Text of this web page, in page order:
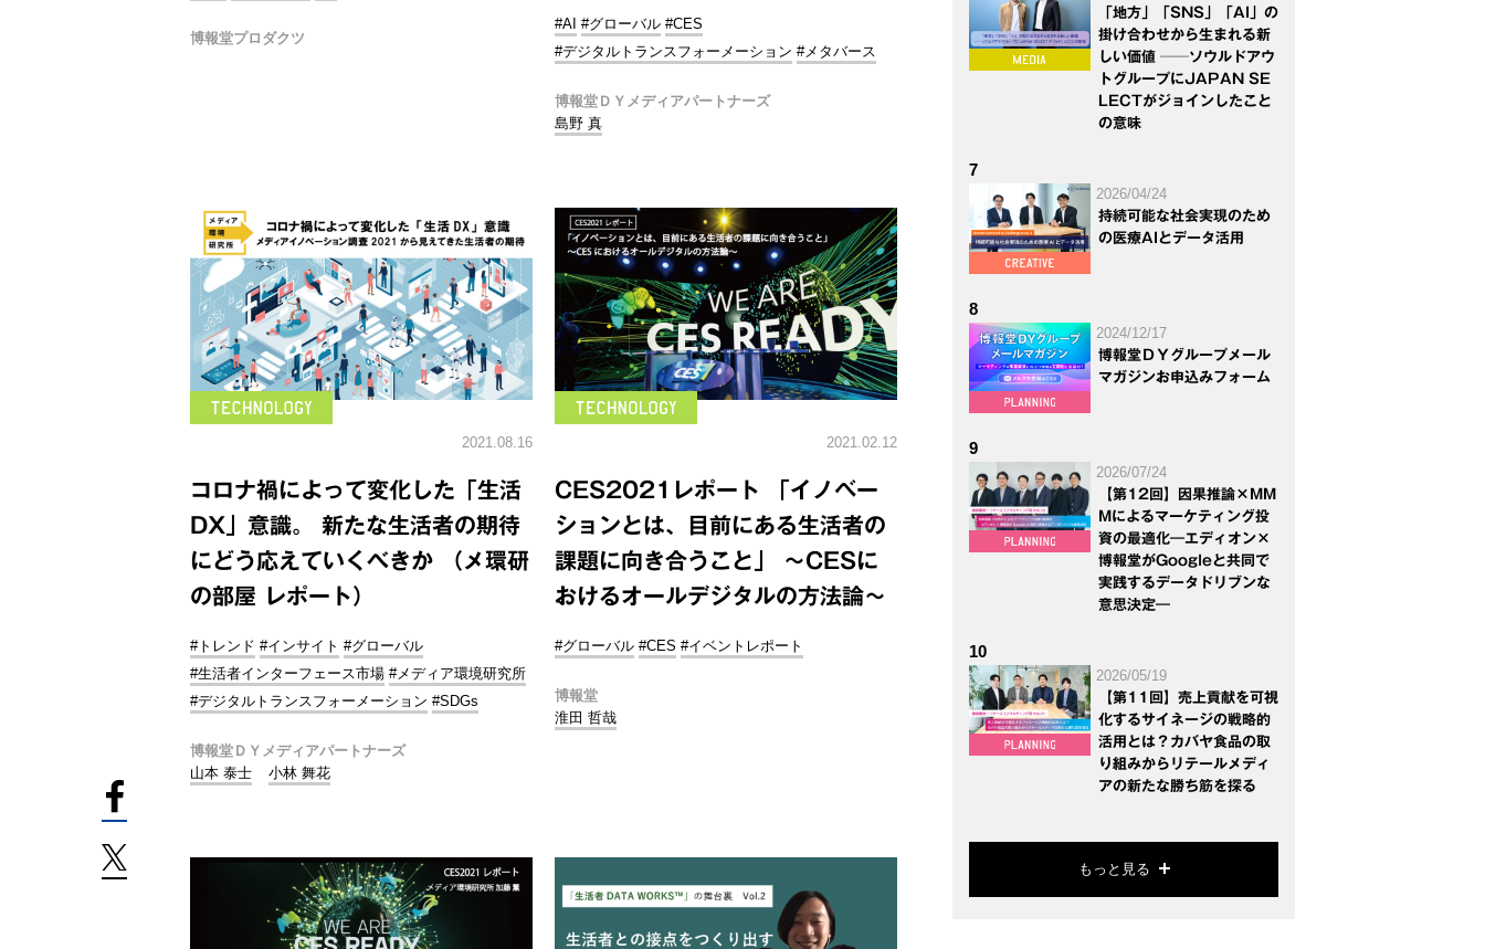
博報堂プロダクツ
#AI #グローバル #CES
#デジタルトランスフォーメーション #メタバース
博報堂ＤＹメディアパートナーズ
島野 真
2021.08.16
コロナ禍によって変化した「生活
DX」意識。 新たな生活者の期待
にどう応えていくべきか （メ環研
の部屋 レポート）
#トレンド #インサイト #グローバル
#生活者インターフェース市場 #メディア環境研究所
#デジタルトランスフォーメーション #SDGs
博報堂ＤＹメディアパートナーズ
山本 泰士
小林 舞花
2021.02.12
CES2021レポート 「イノベー
ションとは、目前にある生活者の
課題に向き合うこと」 ～CESに
おけるオールデジタルの方法論～
#グローバル #CES #イベントレポート
博報堂
淮田 哲哉
「地方」「SNS」「AI」の
掛け合わせから生まれる新
しい価値 ──ソウルドアウ
トグループにJAPAN SE
LECTがジョインしたこと
の意味
7
2026/04/24
持続可能な社会実現のため
の医療AIとデータ活用
8
2024/12/17
博報堂ＤＹグループメール
マガジンお申込みフォーム
9
2026/07/24
【第12回】因果推論×MM
Mによるマーケティング投
資の最適化―エディオン×
博報堂がGoogleと共同で
実践するデータドリブンな
意思決定―
10
2026/05/19
【第11回】売上貢献を可視
化するサイネージの戦略的
活用とは？カバヤ食品の取
り組みからリテールメディ
アの新たな勝ち筋を探る
もっと見る